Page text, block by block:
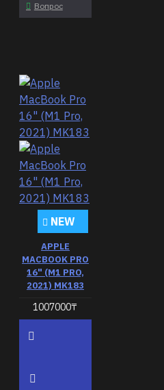
Вопрос
NEW
APPLE
MACBOOK PRO
16" (M1 PRO,
2021) MK183
1007000₸